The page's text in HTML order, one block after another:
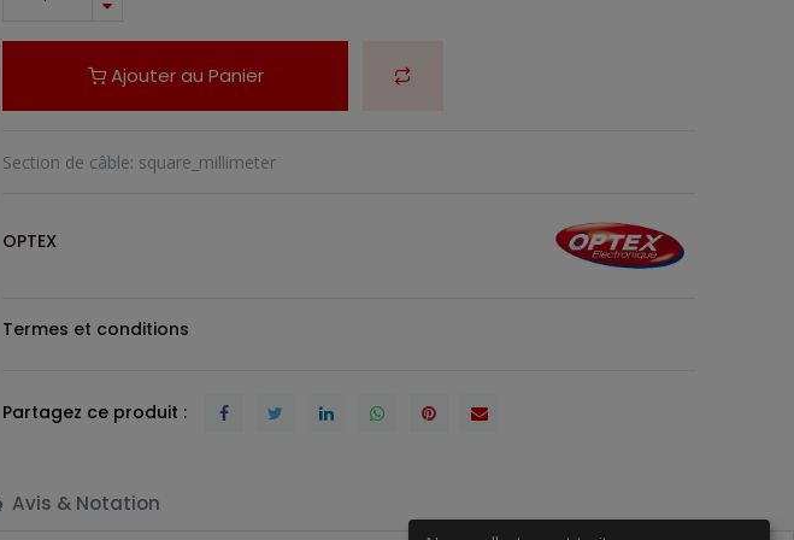
Ajouter au Panier
Section de câble: square_millimeter
OPTEX
Termes et conditions
Partagez ce produit :
Avis & Notation